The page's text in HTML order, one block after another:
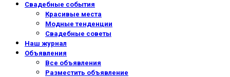
Свадебные события
Красивые места
Модные тенденции
Свадебные советы
Наш журнал
Объявления
Все объявления
Разместить объявление